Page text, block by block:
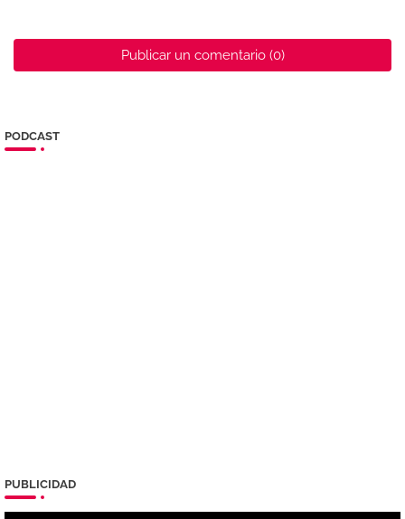
Publicar un comentario (0)
PODCAST
PUBLICIDAD